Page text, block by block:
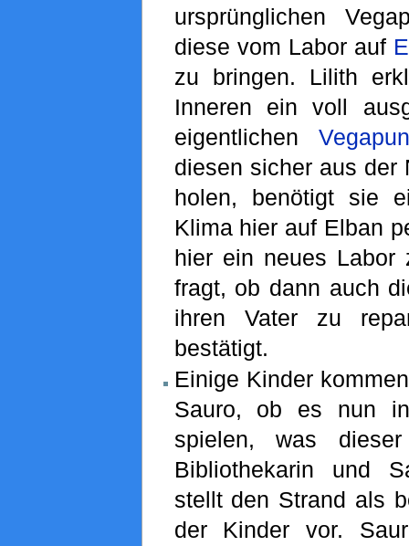
ursprünglichen
diese vom Labor auf
zu bringen. Lilith
Inneren ein voll
eigentlichen
diesen sicher aus der
holen, benötigt sie
Klima hier auf Elban
hier ein neues Labor
fragt, ob dann auch
ihren Vater zu
bestätigt.
Einige Kinder
Sauro, ob es nun
spielen, was
Bibliothekarin und
stellt den Strand als
der Kinder vor.